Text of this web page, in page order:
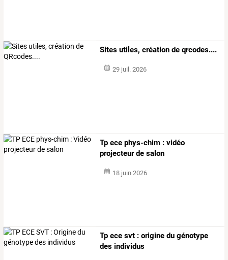
Sites utiles, création de qrcodes....
29 juil. 2026
Tp ece phys-chim : vidéo
projecteur de salon
18 juin 2026
Tp ece svt : origine du génotype
des individus